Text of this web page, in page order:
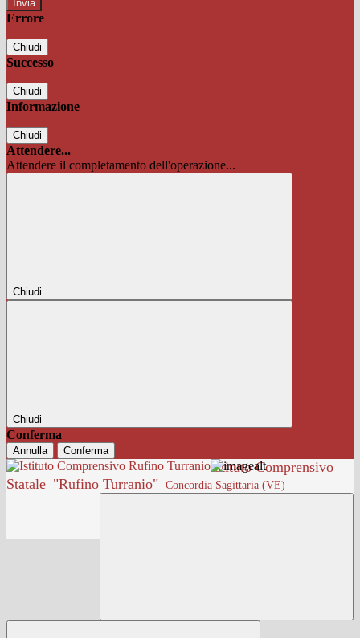
Errore
Chiudi
Successo
Chiudi
Informazione
Chiudi
Attendere...
Attendere il completamento dell'operazione...
Chiudi
Chiudi
Conferma
Annulla Conferma
Istituto Comprensivo
Statale "Rufino Turranio" Concordia Sagittaria (VE)